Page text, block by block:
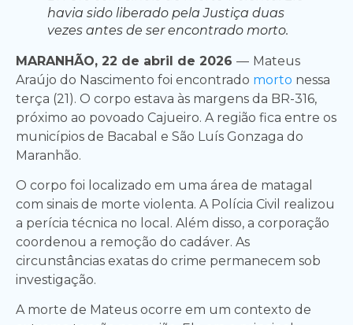
havia sido liberado pela Justiça duas
vezes antes de ser encontrado morto.
MARANHÃO, 22 de abril de 2026 — Mateus
Araújo do Nascimento foi encontrado morto nessa
terça (21). O corpo estava às margens da BR-316,
próximo ao povoado Cajueiro. A região fica entre os
municípios de Bacabal e São Luís Gonzaga do
Maranhão.
O corpo foi localizado em uma área de matagal
com sinais de morte violenta. A Polícia Civil realizou
a perícia técnica no local. Além disso, a corporação
coordenou a remoção do cadáver. As
circunstâncias exatas do crime permanecem sob
investigação.
A morte de Mateus ocorre em um contexto de